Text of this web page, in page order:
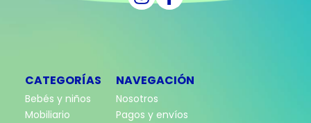
CATEGORÍAS
Bebés y niños
Mobiliario
NAVEGACIÓN
Nosotros
Pagos y envíos